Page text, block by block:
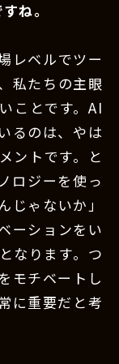
ね。
レベルでツー
私たちの主眼
ことです。AI
るのは、やは
ントです。と
ロジーを使っ
じゃないか」
ーションをい
なります。つ
モチベートし
に重要だと考